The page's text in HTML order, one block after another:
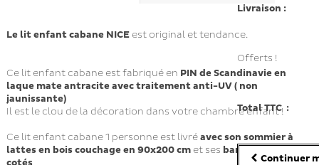
Livraison :
Offerts !
Total TTC :
Continuer
Le lit enfant cabane NICEest original et tendance.
Ce lit enfant cabane est fabriqué en PIN de Scandinavieen
laque mate antracite avec traitement anti-UV ( non
jaunissante)
Il est le clou de la décoration dans votre chambre enfant !
Ce lit enfant cabane 1 personne est livréavec son sommier à
lattes en boiscouchage en 90x200 cm et ses barrières sur 3